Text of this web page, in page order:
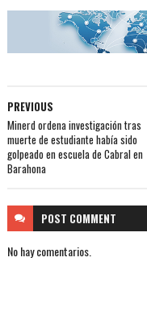
PREVIOUS
Minerd ordena investigación tras
muerte de estudiante había sido
golpeado en escuela de Cabral en
Barahona
POST COMMENT
No hay comentarios.